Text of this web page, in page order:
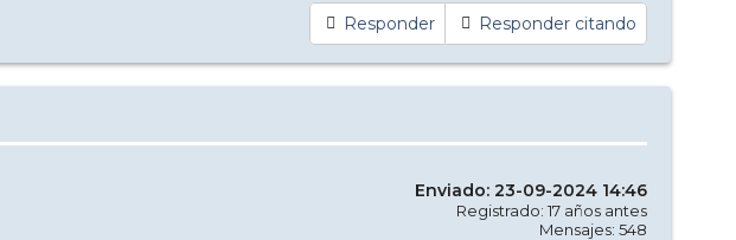
Responder Responder citando
Enviado: 23-09-2024 14:46
Registrado: 17 años antes
Mensajes: 548